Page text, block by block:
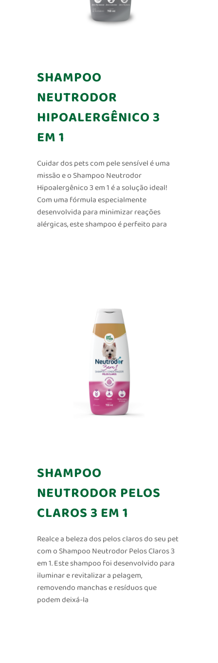
SHAMPOO
NEUTRODOR
HIPOALERGÊNICO 3
EM 1
Cuidar dos pets com pele sensível é uma
missão e o Shampoo Neutrodor
Hipoalergênico 3 em 1 é a solução ideal!
Com uma fórmula especialmente
desenvolvida para minimizar reações
alérgicas, este shampoo é perfeito para
SHAMPOO
NEUTRODOR PELOS
CLAROS 3 EM 1
Realce a beleza dos pelos claros do seu pet
com o Shampoo Neutrodor Pelos Claros 3
em 1. Este shampoo foi desenvolvido para
iluminar e revitalizar a pelagem,
removendo manchas e resíduos que
podem deixá-la